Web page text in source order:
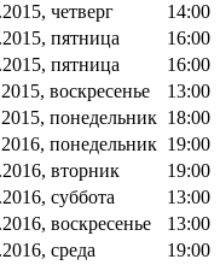
четверг 14:00
пятница 16:00
пятница 16:00
воскресенье 13:00
понедельник 18:00
понедельник 19:00
вторник 19:00
суббота 13:00
воскресенье 13:00
среда 19:00